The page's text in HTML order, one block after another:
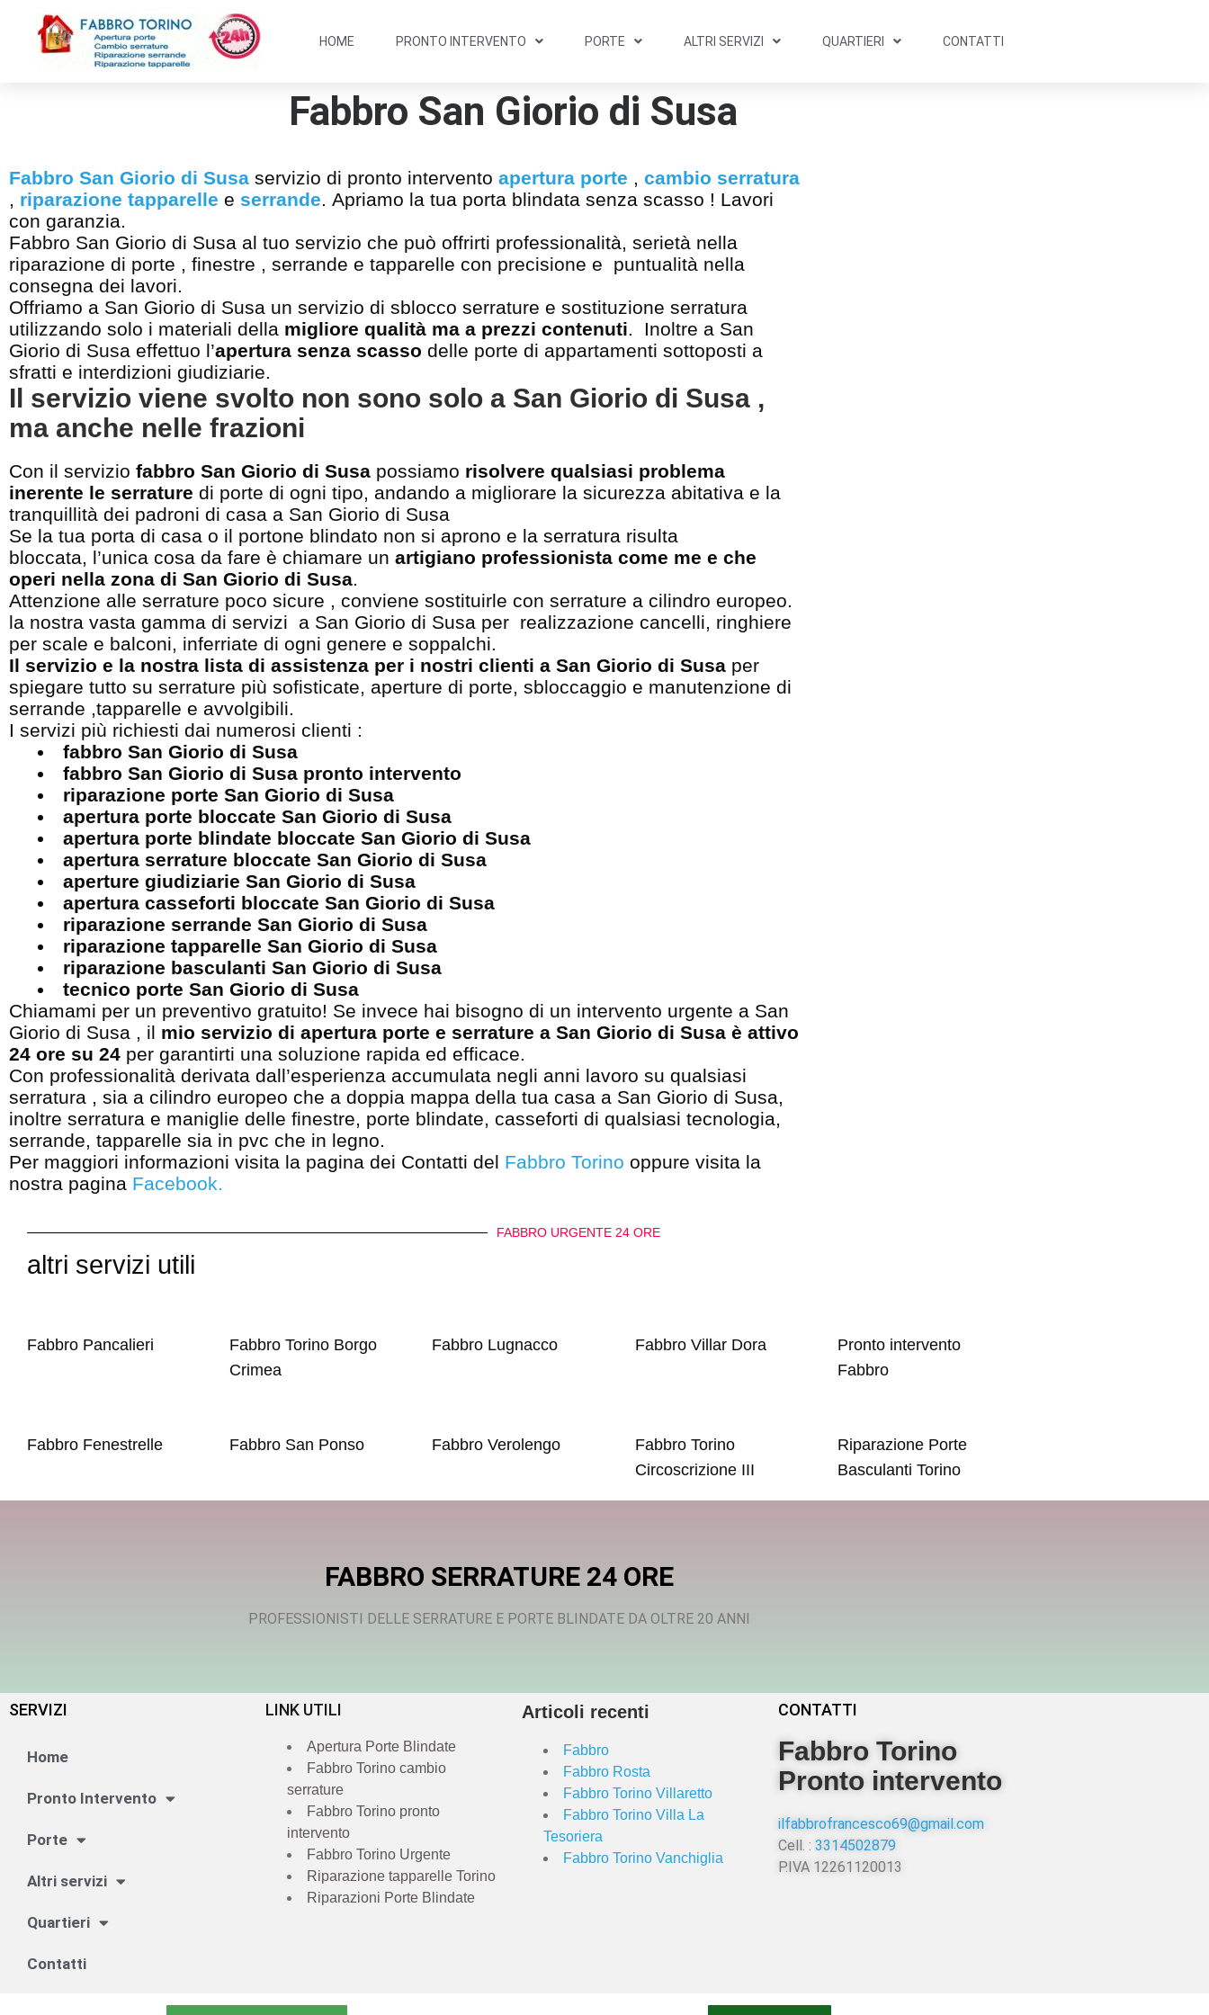
HOME PRONTO INTERVENTO PORTE ALTRI SERVIZI QUARTIERI CONTATTI
Fabbro San Giorio di Susa
Fabbro San Giorio di Susa servizio di pronto intervento apertura porte , cambio serratura
, riparazione tapparelle e serrande. Apriamo la tua porta blindata senza scasso ! Lavori
con garanzia.
Fabbro San Giorio di Susa al tuo servizio che può offrirti professionalità, serietà nella
riparazione di porte , finestre , serrande e tapparelle con precisione e puntualità nella
consegna dei lavori.
Offriamo a San Giorio di Susa un servizio di sblocco serrature e sostituzione serratura
utilizzando solo i materiali della migliore qualità ma a prezzi contenuti. Inoltre a San
Giorio di Susa effettuo l’apertura senza scasso delle porte di appartamenti sottoposti a
sfratti e interdizioni giudiziarie.
Il servizio viene svolto non sono solo a San Giorio di Susa ,
ma anche nelle frazioni
Con il servizio fabbro San Giorio di Susa possiamo risolvere qualsiasi problema
inerente le serrature di porte di ogni tipo, andando a migliorare la sicurezza abitativa e la
tranquillità dei padroni di casa a San Giorio di Susa
Se la tua porta di casa o il portone blindato non si aprono e la serratura risulta
bloccata, l’unica cosa da fare è chiamare un artigiano professionista come me e che
operi nella zona di San Giorio di Susa.
Attenzione alle serrature poco sicure , conviene sostituirle con serrature a cilindro europeo.
la nostra vasta gamma di servizi a San Giorio di Susa per realizzazione cancelli, ringhiere
per scale e balconi, inferriate di ogni genere e soppalchi.
Il servizio e la nostra lista di assistenza per i nostri clienti a San Giorio di Susa per
spiegare tutto su serrature più sofisticate, aperture di porte, sbloccaggio e manutenzione di
serrande ,tapparelle e avvolgibili.
I servizi più richiesti dai numerosi clienti :
fabbro San Giorio di Susa
fabbro San Giorio di Susa pronto intervento
riparazione porte San Giorio di Susa
apertura porte bloccate San Giorio di Susa
apertura porte blindate bloccate San Giorio di Susa
apertura serrature bloccate San Giorio di Susa
aperture giudiziarie San Giorio di Susa
apertura casseforti bloccate San Giorio di Susa
riparazione serrande San Giorio di Susa
riparazione tapparelle San Giorio di Susa
riparazione basculanti San Giorio di Susa
tecnico porte San Giorio di Susa
Chiamami per un preventivo gratuito! Se invece hai bisogno di un intervento urgente a San
Giorio di Susa , il mio servizio di apertura porte e serrature a San Giorio di Susa è attivo
24 ore su 24 per garantirti una soluzione rapida ed efficace.
Con professionalità derivata dall’esperienza accumulata negli anni lavoro su qualsiasi
serratura , sia a cilindro europeo che a doppia mappa della tua casa a San Giorio di Susa,
inoltre serratura e maniglie delle finestre, porte blindate, casseforti di qualsiasi tecnologia,
serrande, tapparelle sia in pvc che in legno.
Per maggiori informazioni visita la pagina dei Contatti del Fabbro Torino oppure visita la
nostra pagina Facebook.
FABBRO URGENTE 24 ORE
altri servizi utili
Fabbro Pancalieri
Fabbro Torino Borgo
Crimea
Fabbro Lugnacco Fabbro Villar Dora
Pronto intervento
Fabbro
Fabbro Fenestrelle Fabbro San Ponso Fabbro Verolengo
Fabbro Torino
Circoscrizione III
Riparazione Porte
Basculanti Torino
FABBRO SERRATURE 24 ORE
PROFESSIONISTI DELLE SERRATURE E PORTE BLINDATE DA OLTRE 20 ANNI
SERVIZI
Home
Pronto Intervento
Porte
Altri servizi
Quartieri
Contatti
LINK UTILI
Apertura Porte Blindate
Fabbro Torino cambio
serrature
Fabbro Torino pronto
intervento
Fabbro Torino Urgente
Riparazione tapparelle Torino
Riparazioni Porte Blindate
Articoli recenti
Fabbro
Fabbro Rosta
Fabbro Torino Villaretto
Fabbro Torino Villa La
Tesoriera
Fabbro Torino Vanchiglia
CONTATTI
Fabbro Torino
Pronto intervento
ilfabbrofrancesco69@gmail.com
Cell. : 3314502879
P.IVA 12261120013